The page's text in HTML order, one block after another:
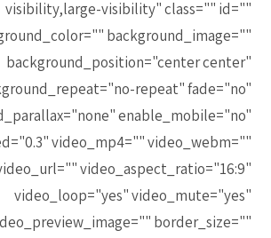
visibility,large-visibility" class="" id=""
background_image=""
background_position="center center"
repeat" fade="no"
enable_mobile="no"
video_mp4="" video_webm=""
video_aspect_ratio="16:9"
video_loop="yes" video_mute="yes"
border_size=""